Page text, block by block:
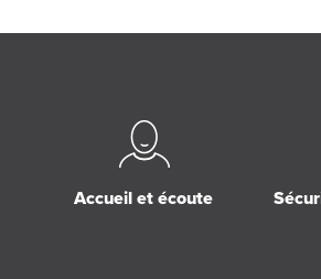
Accueil et écoute